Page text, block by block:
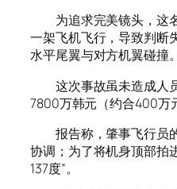
为追求完美镜头，这
一架飞机飞行，导致判断
水平尾翼与对方机翼碰撞。
这次事故虽未造成人
7800万韩元（约合400万
报告称，肇事飞行员
协调；为了将机身顶部拍
137度”。